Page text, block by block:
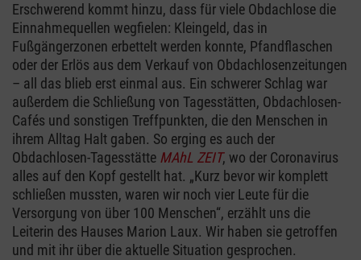
Erschwerend kommt hinzu, dass für viele Obdachlose die
Einnahmequellen wegfielen: Kleingeld, das in
Fußgängerzonen erbettelt werden konnte, Pfandflaschen
oder der Erlös aus dem Verkauf von Obdachlosenzeitungen
– all das blieb erst einmal aus. Ein schwerer Schlag war
außerdem die Schließung von Tagesstätten, Obdachlosen-
Cafés und sonstigen Treffpunkten, die den Menschen in
ihrem Alltag Halt gaben. So erging es auch der
Obdachlosen-Tagesstätte MAhL ZEIT, wo der Coronavirus
alles auf den Kopf gestellt hat. „Kurz bevor wir komplett
schließen mussten, waren wir noch vier Leute für die
Versorgung von über 100 Menschen“, erzählt uns die
Leiterin des Hauses Marion Laux. Wir haben sie getroffen
und mit ihr über die aktuelle Situation gesprochen.